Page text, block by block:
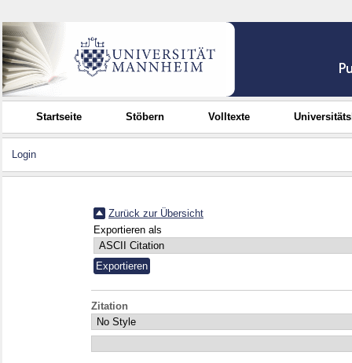
Startseite Stöbern Volltexte
Login
Zurück zur Übersicht
Exportieren als
Zitation